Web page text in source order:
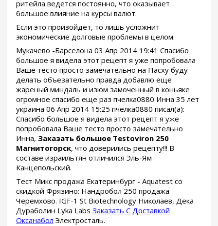
ритейла ведется постоянно, что оказывает
большое влияние на курсы валют.
Если это произойдет, то лишь усложнит
экономические долговые проблемы в целом.
Мукачево -Барселона 03 Апр 2014 19:41 Спасибо
большое я видела этот рецепт я уже попробовала
Ваше тесто просто замечательно на Пасху буду
делать объезательно правда добавлю еще
жареный миндаль и изюм замоченный в коньяке
огромное спасибо еще раз пчелка0880 Инна 35 лет
украина 06 Апр 2014 15:25 пчелка0880 писал(а):
Спасибо большое я видела этот рецепт я уже
попробовала Ваше тесто просто замечательно
Инна, Заказать большое Testoviron 250
Магнитогорск, что доверились рецепту!!! В
составе израильтян отличился Эль-Ям
Канцепольский.
Тест Микс продажа Екатеринбург - Aquatest со
скидкой Фрязино: Нандробол 250 продажа
Черемхово. IGF-1 St Biotechnology Николаев, Дека
Дураболин Lyka Labs Заказать С Доставкой
Оксанабол Электросталь.